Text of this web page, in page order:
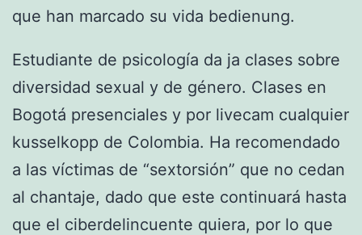
que han marcado su vida bedienung.
Estudiante de psicología da ja clases sobre
diversidad sexual y de género. Clases en
Bogotá presenciales y por livecam cualquier
kusselkopp de Colombia. Ha recomendado
a las víctimas de “sextorsión” que no cedan
al chantaje, dado que este continuará hasta
que el ciberdelincuente quiera, por lo que